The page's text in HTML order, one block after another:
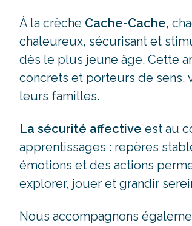
À la crèche Cache-Cache,
chaleureux, sécurisant et
dès le plus jeune âge. Cette
concrets et porteurs de
leurs familles.
La sécurité affective est au
apprentissages : repères
émotions et des actions
explorer, jouer et grandir
Nous accompagnons